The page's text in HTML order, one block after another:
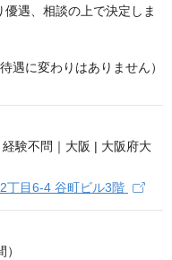
遇、相談の上で決定しま
遇に変わりはありません）
丁目6-4 谷町ビル3階